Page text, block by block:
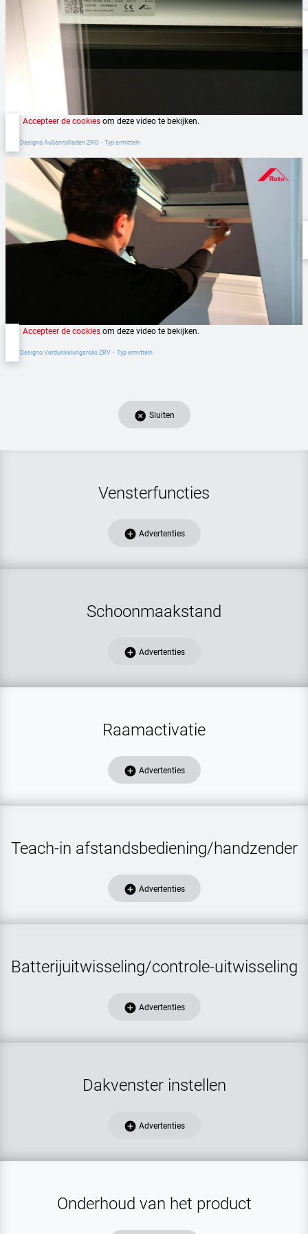
Accepteer de cookies om deze video te bekijken.
Roto Designo Außenrollladen ZRO ‒ Typ ermitteln
Accepteer de cookies om deze video te bekijken.
Roto Designo Verdunkelungsrollo ZRV ‒ Typ ermitteln
add_circleSluiten
Vensterfuncties
add_circle Advertenties
Schoonmaakstand
add_circle Advertenties
Raamactivatie
add_circle Advertenties
Teach-in afstandsbediening/handzender
add_circle Advertenties
Batterijuitwisseling/controle-uitwisseling
add_circle Advertenties
Dakvenster instellen
add_circle Advertenties
Onderhoud van het product